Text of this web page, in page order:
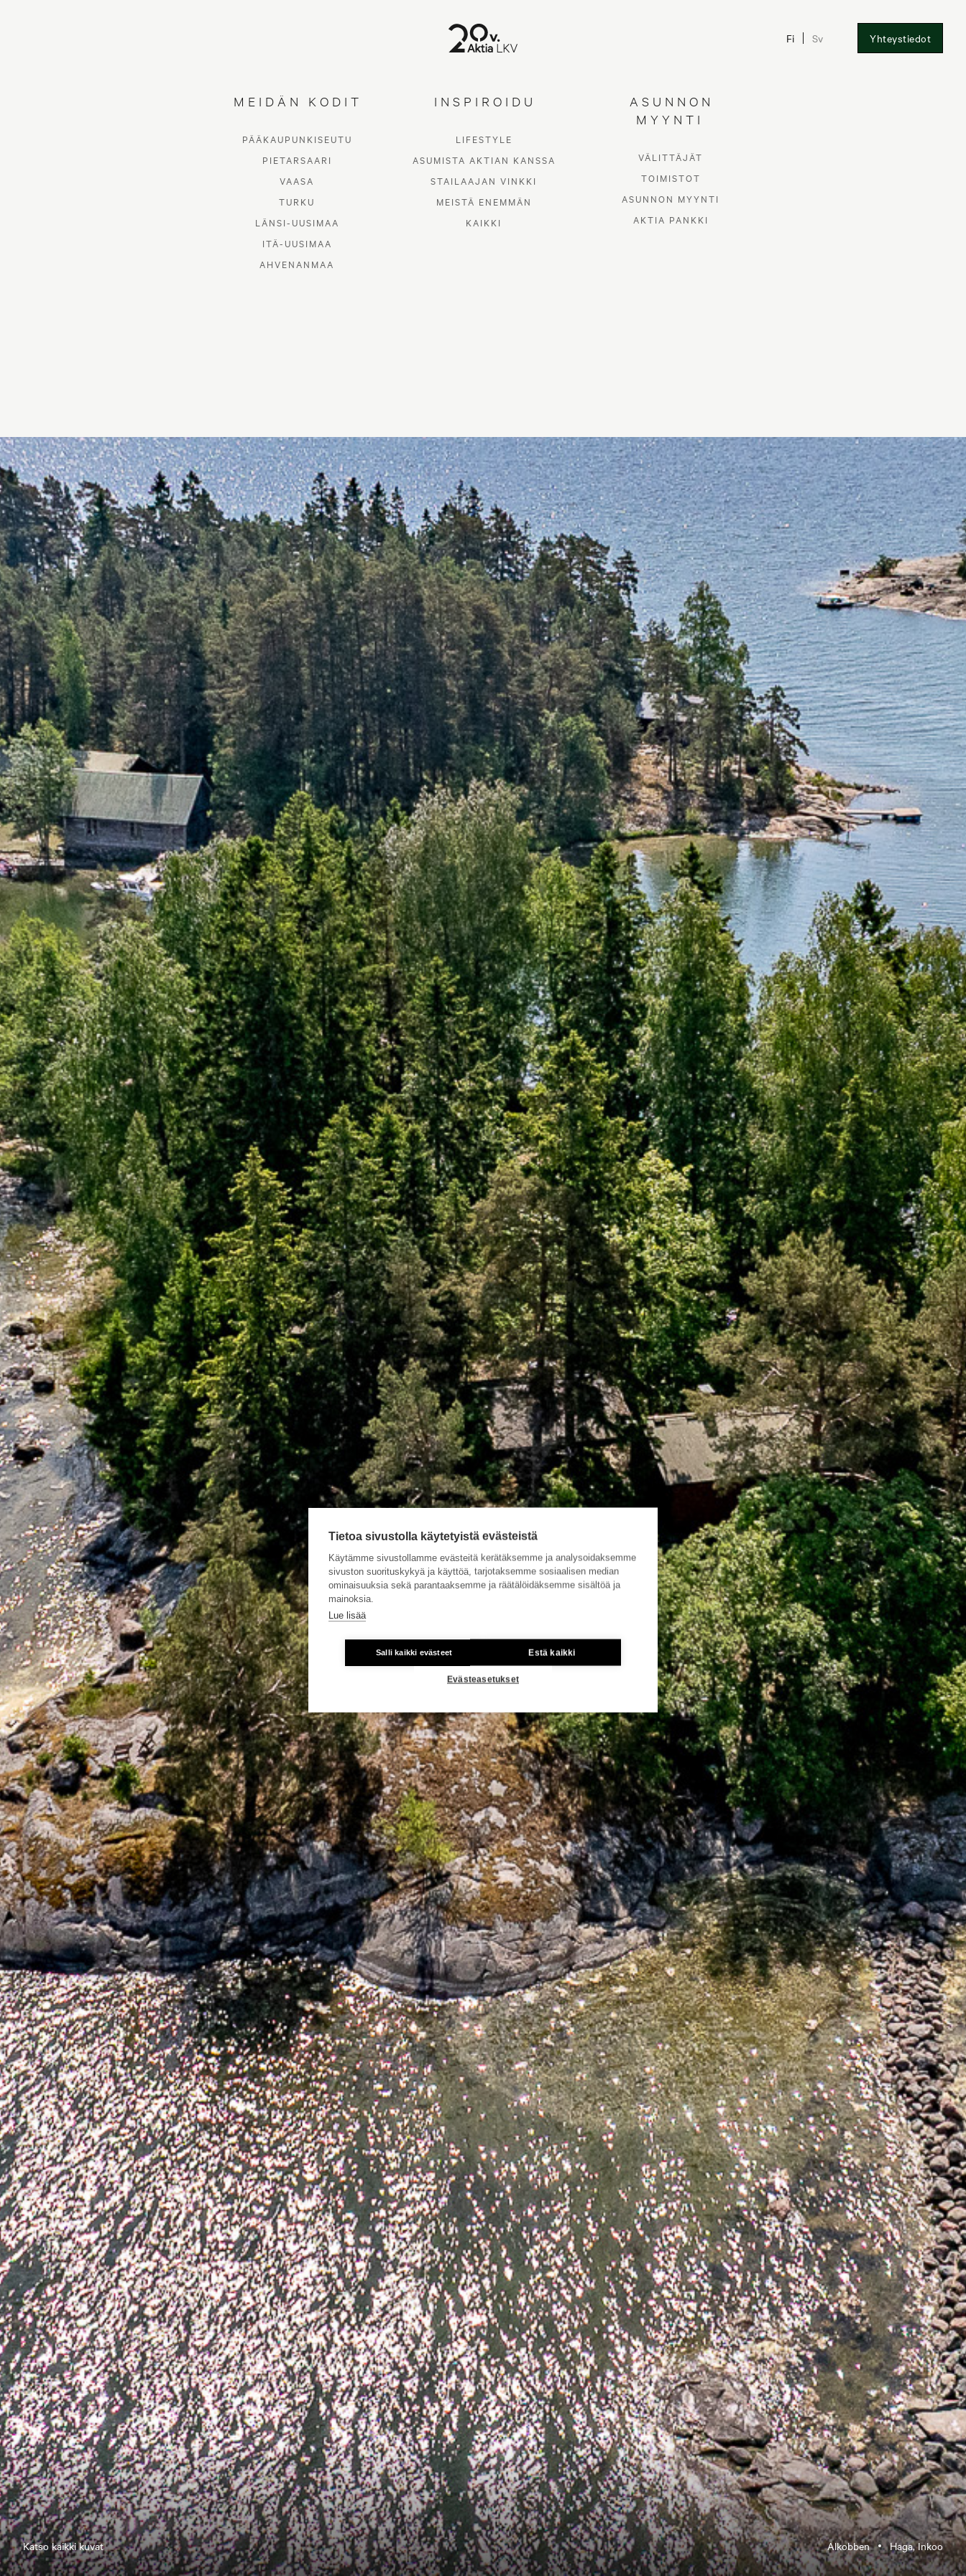
Fi Sv Yhteystiedot
MEIDÄN KODIT
PÄÄKAUPUNKISEUTU
PIETARSAARI
VAASA
TURKU
LÄNSI-UUSIMAA
ITÄ-UUSIMAA
AHVENANMAA
INSPIROIDU
LIFESTYLE
ASUMISTA AKTIAN KANSSA
STAILAAJAN VINKKI
MEISTÄ ENEMMÄN
KAIKKI
ASUNNON
MYYNTI
VÄLITTÄJÄT
TOIMISTOT
ASUNNON MYYNTI
AKTIA PANKKI
Katso kaikki kuvat Alkobben Haga, Inkoo
Tietoa sivustolla käytetyistä evästeistä
Käytämme sivustollamme evästeitä kerätäksemme ja analysoidaksemme
sivuston suorituskykyä ja käyttöä, tarjotaksemme sosiaalisen median
ominaisuuksia sekä parantaaksemme ja räätälöidäksemme sisältöä ja
mainoksia.
Lue lisää
Salli kaikki evästeet Estä kaikki
Evästeasetukset